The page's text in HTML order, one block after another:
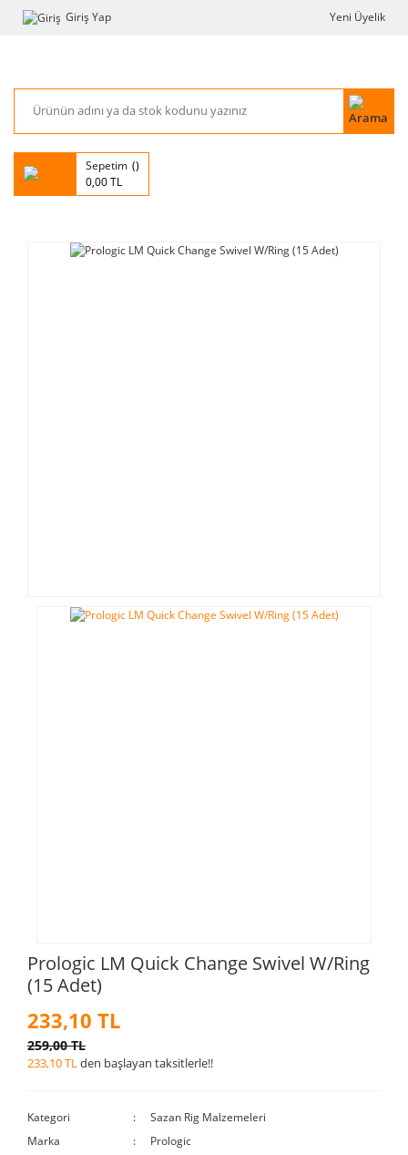
Giriş Yap Yeni Üyelik
Sepetim
0,00 TL
Prologic LM Quick Change Swivel W/Ring
(15 Adet)
233,10 TL
259,00 TL
233,10 TLden başlayan taksitlerle!!
Kategori
Sazan Rig Malzemeleri
Marka
Prologic